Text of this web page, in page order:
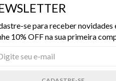
se para receber novidades
10% OFF na sua primeira